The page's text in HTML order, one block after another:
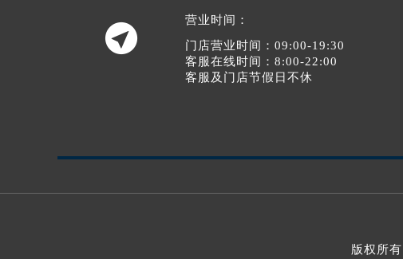

营业时间：
门店营业时间：09:00-19:30
客服在线时间：8:00-22:00
客服及门店节假日不休
版权所有